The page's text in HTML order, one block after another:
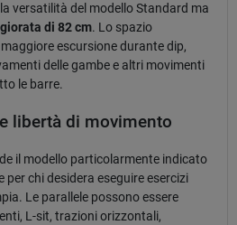
versatilità del modello Standard ma
di 82 cm. Lo spazio
escursione durante dip,
delle gambe e altri movimenti
le barre.
libertà di movimento
il modello particolarmente indicato
per chi desidera eseguire esercizi
Le parallele possono essere
L-sit, trazioni orizzontali,